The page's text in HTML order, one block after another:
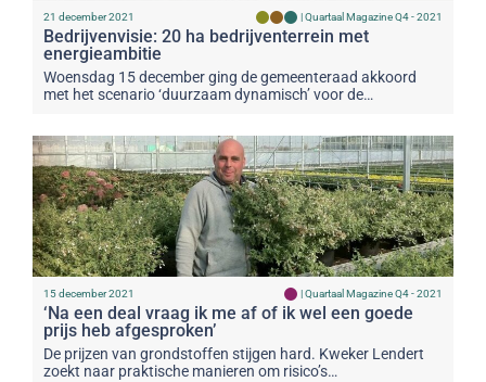
21 december 2021 |Quartaal Magazine Q4 - 2021
Bedrijvenvisie: 20 ha bedrijventerrein met
energieambitie
Woensdag 15 december ging de gemeenteraad akkoord
met het scenario ‘duurzaam dynamisch’ voor de…
15 december 2021 |Quartaal Magazine Q4 - 2021
‘Na een deal vraag ik me af of ik wel een goede
prijs heb afgesproken’
De prijzen van grondstoffen stijgen hard. Kweker Lendert
zoekt naar praktische manieren om risico’s…